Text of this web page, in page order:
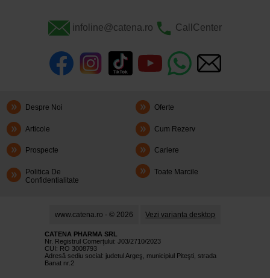
infoline@catena.ro CallCenter
Despre Noi Oferte
Articole Cum Rezerv
Prospecte Cariere
Politica De
Confidentialitate
Toate Marcile
www.catena.ro - © 2026 Vezi varianta desktop
CATENA PHARMA SRL
Nr. Registrul Comerţului: J03/2710/2023
CUI: RO 3008793
Adresă sediu social: judetul Argeş, municipiul Piteşti, strada
Banat nr.2